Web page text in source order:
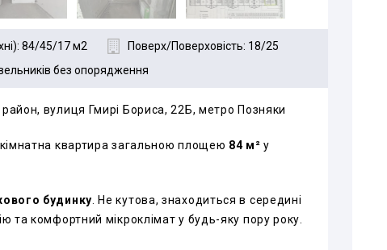
84/45/17 м2
Поверх/Поверховість: 18/25
без опорядження
вулиця Гмирі Бориса, 22Б, метро Позняки
квартира загальною площею 84 м² у
будинку. Не кутова, знаходиться в середині
та комфортний мікроклімат у будь-яку пору року.